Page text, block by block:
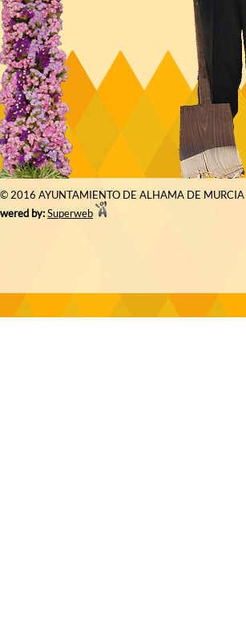
© 2016 AYUNTAMIENTO DE ALHAMA DE MURCIA
by:Superweb